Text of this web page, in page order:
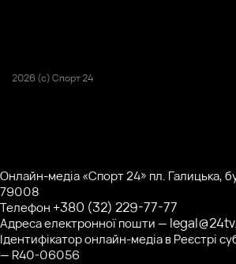
2026 (с) Спорт 24
Онлайн-медіа «Спорт 24» пл. Галицька,
79008
Телефон +380 (32) 229-77-77
Адреса електронної пошти —
Ідентифікатор онлайн-медіа в Реєстрі
— R40-06056